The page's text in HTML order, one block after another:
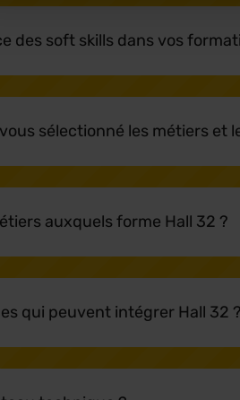
des soft skills dans vos
sélectionné les métiers et
auxquels forme Hall 32 ?
qui peuvent intégrer Hall 32 ?